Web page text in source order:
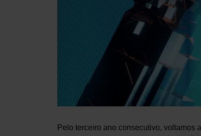
Pelo terceiro ano consecutivo, voltamos